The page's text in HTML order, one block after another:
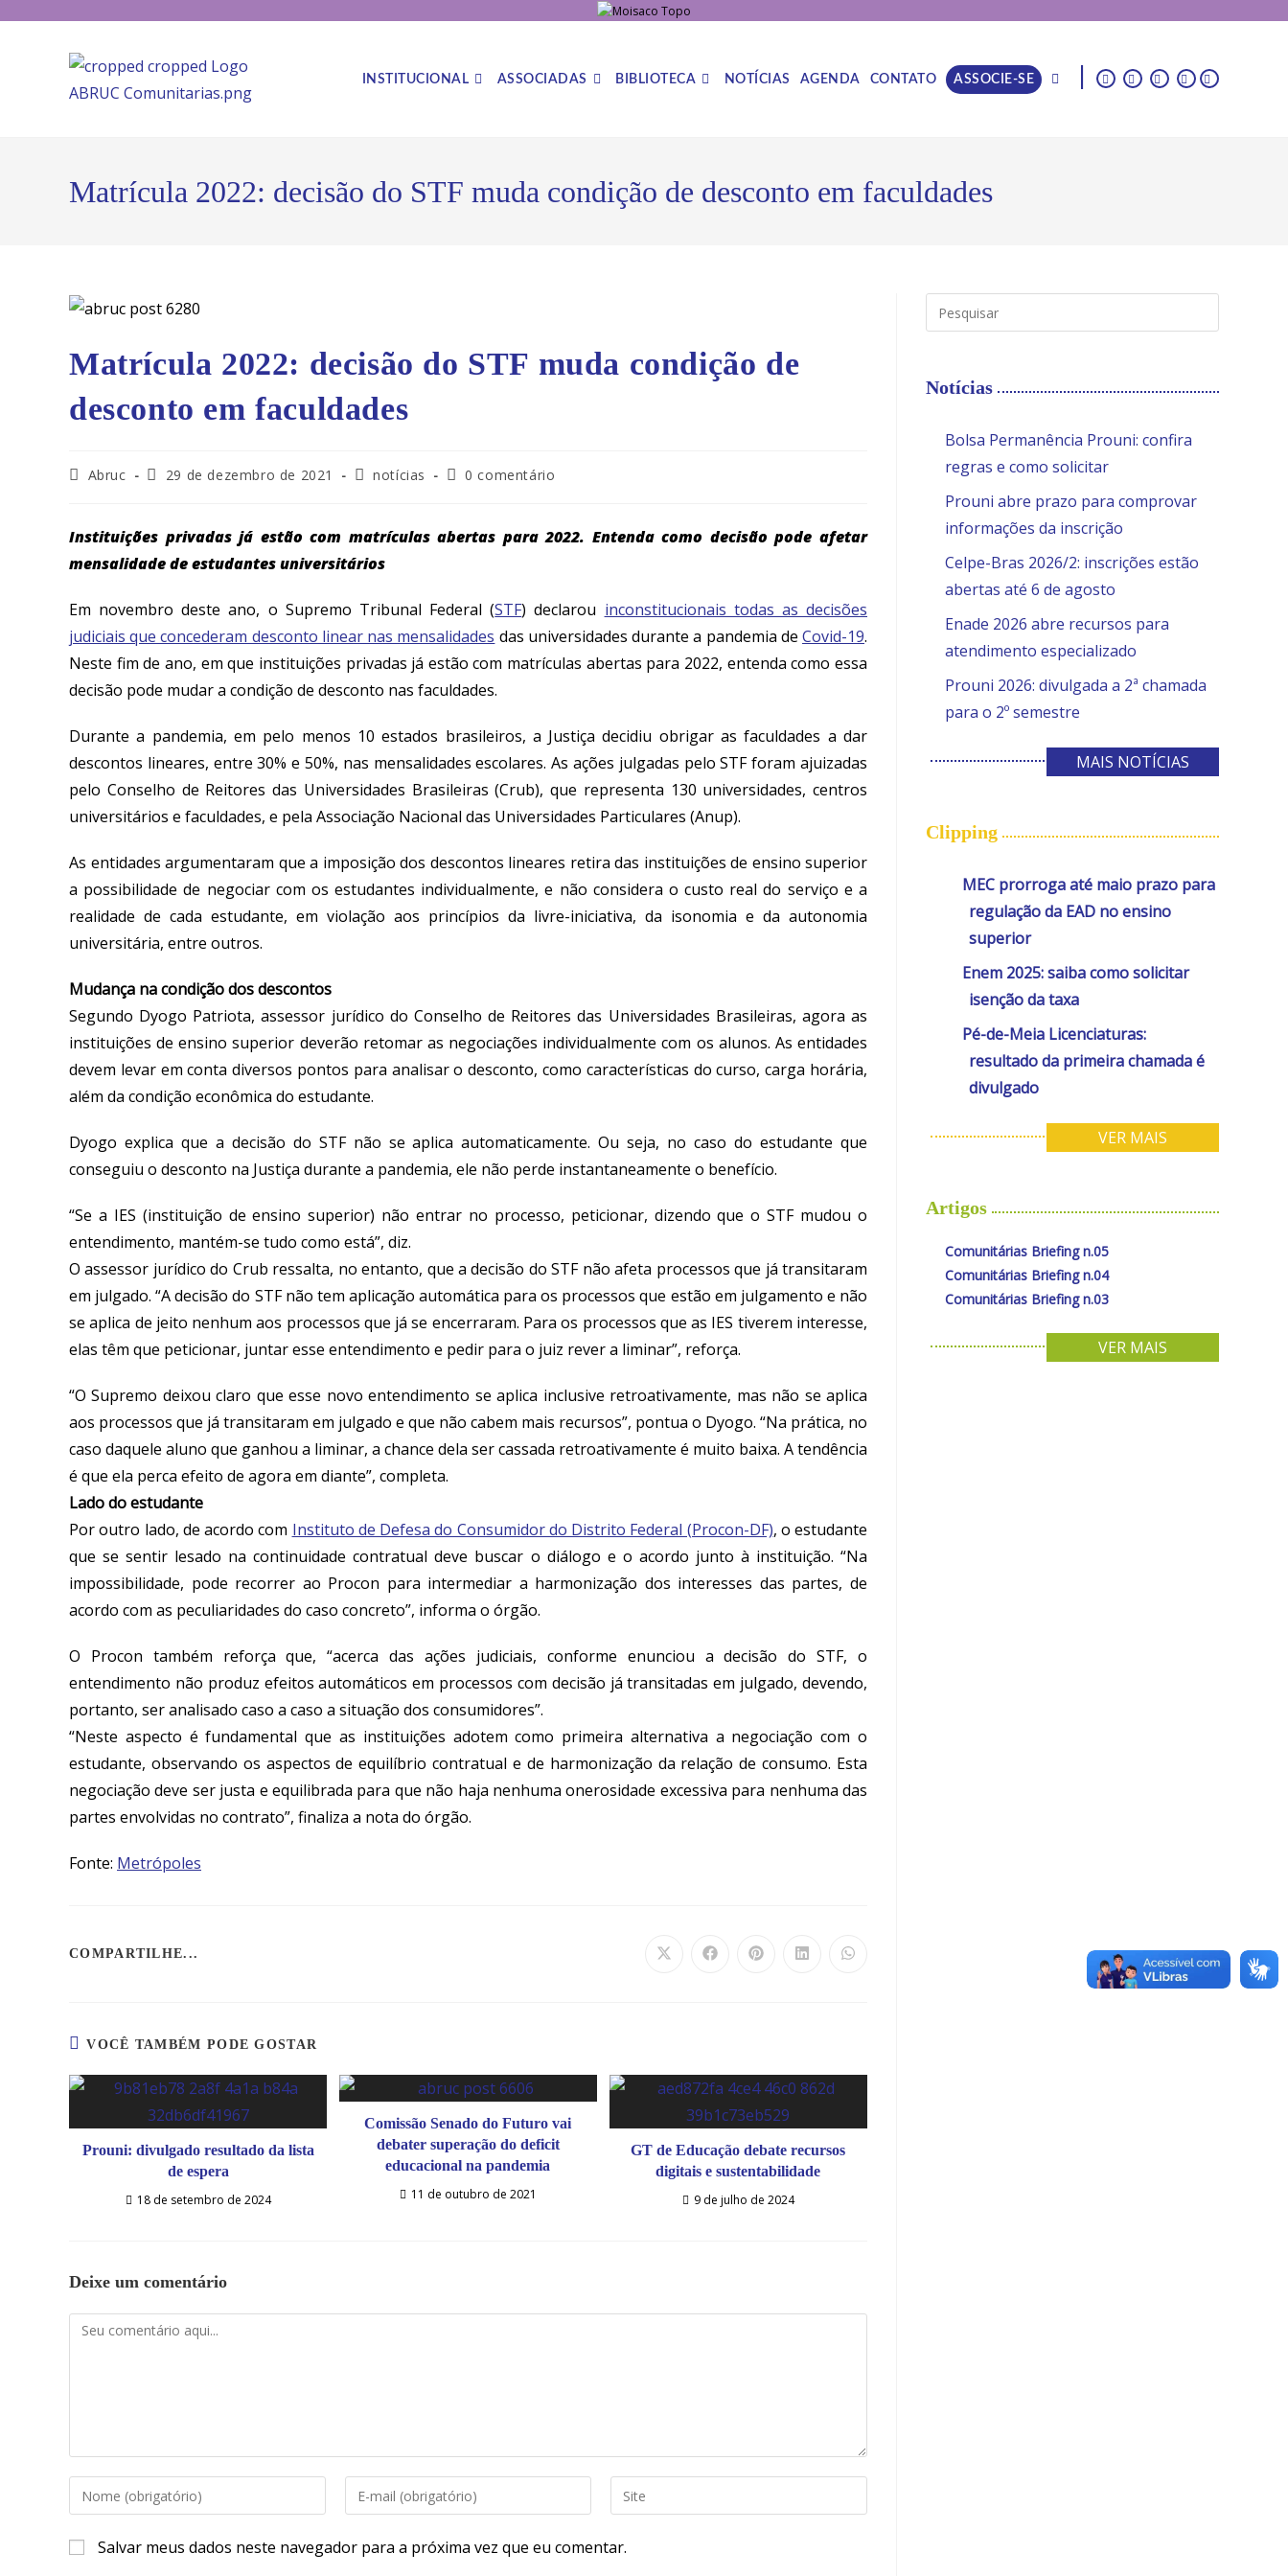
|
INSTITUCIONAL ASSOCIADAS BIBLIOTECA NOTÍCIAS AGENDA CONTATO ASSOCIE-SE
Matrícula 2022: decisão do STF muda condição de desconto em faculdades
Matrícula 2022: decisão do STF muda condição de
desconto em faculdades
Abruc 29 de dezembro de 2021 notícias 0 comentário
Instituições privadas já estão com matrículas abertas para 2022. Entenda como decisão pode afetar
mensalidade de estudantes universitários
Em novembro deste ano, o Supremo Tribunal Federal (STF) declarou inconstitucionais todas as decisões
judiciais que concederam desconto linear nas mensalidades das universidades durante a pandemia deCovid-19.
Neste fim de ano, em que instituições privadas já estão com matrículas abertas para 2022, entenda como essa
decisão pode mudar a condição de desconto nas faculdades.
Durante a pandemia, em pelo menos 10 estados brasileiros, a Justiça decidiu obrigar as faculdades a dar
descontos lineares, entre 30% e 50%, nas mensalidades escolares. As ações julgadas pelo STF foram ajuizadas
pelo Conselho de Reitores das Universidades Brasileiras (Crub), que representa 130 universidades, centros
universitários e faculdades, e pela Associação Nacional das Universidades Particulares (Anup).
As entidades argumentaram que a imposição dos descontos lineares retira das instituições de ensino superior
a possibilidade de negociar com os estudantes individualmente, e não considera o custo real do serviço e a
realidade de cada estudante, em violação aos princípios da livre-iniciativa, da isonomia e da autonomia
universitária, entre outros.
Mudança na condição dos descontos
Segundo Dyogo Patriota, assessor jurídico do Conselho de Reitores das Universidades Brasileiras, agora as
instituições de ensino superior deverão retomar as negociações individualmente com os alunos. As entidades
devem levar em conta diversos pontos para analisar o desconto, como características do curso, carga horária,
além da condição econômica do estudante.
Dyogo explica que a decisão do STF não se aplica automaticamente. Ou seja, no caso do estudante que
conseguiu o desconto na Justiça durante a pandemia, ele não perde instantaneamente o benefício.
“Se a IES (instituição de ensino superior) não entrar no processo, peticionar, dizendo que o STF mudou o
entendimento, mantém-se tudo como está”, diz.
O assessor jurídico do Crub ressalta, no entanto, que a decisão do STF não afeta processos que já transitaram
em julgado. “A decisão do STF não tem aplicação automática para os processos que estão em julgamento e não
se aplica de jeito nenhum aos processos que já se encerraram. Para os processos que as IES tiverem interesse,
elas têm que peticionar, juntar esse entendimento e pedir para o juiz rever a liminar”, reforça.
“O Supremo deixou claro que esse novo entendimento se aplica inclusive retroativamente, mas não se aplica
aos processos que já transitaram em julgado e que não cabem mais recursos”, pontua o Dyogo. “Na prática, no
caso daquele aluno que ganhou a liminar, a chance dela ser cassada retroativamente é muito baixa. A tendência
é que ela perca efeito de agora em diante”, completa.
Lado do estudante
Por outro lado, de acordo com Instituto de Defesa do Consumidor do Distrito Federal (Procon-DF), o estudante
que se sentir lesado na continuidade contratual deve buscar o diálogo e o acordo junto à instituição. “Na
impossibilidade, pode recorrer ao Procon para intermediar a harmonização dos interesses das partes, de
acordo com as peculiaridades do caso concreto”, informa o órgão.
O Procon também reforça que, “acerca das ações judiciais, conforme enunciou a decisão do STF, o
entendimento não produz efeitos automáticos em processos com decisão já transitadas em julgado, devendo,
portanto, ser analisado caso a caso a situação dos consumidores”.
“Neste aspecto é fundamental que as instituições adotem como primeira alternativa a negociação com o
estudante, observando os aspectos de equilíbrio contratual e de harmonização da relação de consumo. Esta
negociação deve ser justa e equilibrada para que não haja nenhuma onerosidade excessiva para nenhuma das
partes envolvidas no contrato”, finaliza a nota do órgão.
Fonte: Metrópoles
COMPARTILHE...
VOCÊ TAMBÉM PODE GOSTAR
Prouni: divulgado resultado da lista
de espera
18 de setembro de 2024
Comissão Senado do Futuro vai
debater superação do deficit
educacional na pandemia
11 de outubro de 2021
GT de Educação debate recursos
digitais e sustentabilidade
9 de julho de 2024
Deixe um comentário
Salvar meus dados neste navegador para a próxima vez que eu comentar.
Notícias
Bolsa Permanência Prouni: confira
regras e como solicitar
Prouni abre prazo para comprovar
informações da inscrição
Celpe-Bras 2026/2: inscrições estão
abertas até 6 de agosto
Enade 2026 abre recursos para
atendimento especializado
Prouni 2026: divulgada a 2ª chamada
para o 2º semestre
MAIS NOTÍCIAS
Clipping
MEC prorroga até maio prazo para
regulação da EAD no ensino
superior
Enem 2025: saiba como solicitar
isenção da taxa
Pé-de-Meia Licenciaturas:
resultado da primeira chamada é
divulgado
VER MAIS
Artigos
Comunitárias Briefing n.05
Comunitárias Briefing n.04
Comunitárias Briefing n.03
VER MAIS